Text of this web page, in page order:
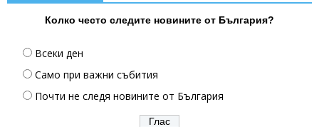
Колко често следите новините от България?
Всеки ден
Само при важни събития
Почти не следя новините от България